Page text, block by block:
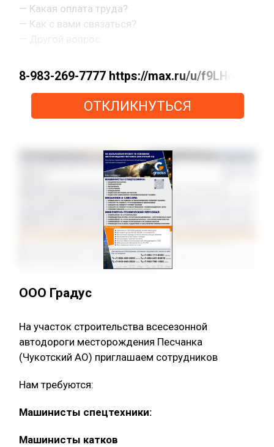
— Какая оплата труда?
— Как с вами связаться?
8-983-269-7777 https://max.ru/u/
ОТКЛИКНУТЬСЯ
ООО Градус
На участок строительства всесезонной
автодороги месторождения Песчанка
(Чукотский АО) приглашаем сотрудников
Нам требуются:
Машинисты спецтехники:
Машинисты катков